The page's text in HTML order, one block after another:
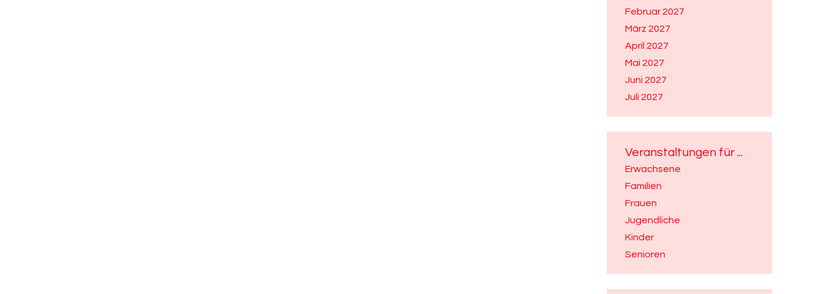
Februar 2027
März 2027
April 2027
Mai 2027
Juni 2027
Juli 2027
Veranstaltungen für ...
Erwachsene
Familien
Frauen
Jugendliche
Kinder
Senioren